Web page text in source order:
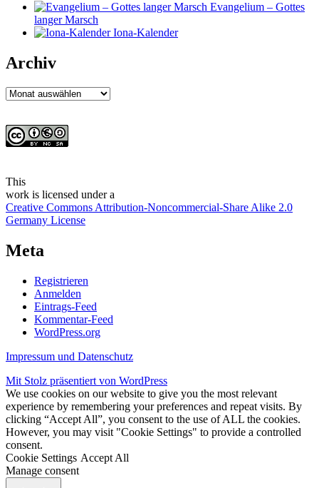
Evangelium – Gottes
langer Marsch
Iona-Kalender
Archiv
Archiv
This
work is licensed under a
Creative Commons Attribution-Noncommercial-Share Alike 2.0
Germany License
Meta
Registrieren
Anmelden
Eintrags-Feed
Kommentar-Feed
WordPress.org
Impressum und Datenschutz
Mit Stolz präsentiert von WordPress
We use cookies on our website to give you the most relevant
experience by remembering your preferences and repeat visits. By
clicking “Accept All”, you consent to the use of ALL the cookies.
However, you may visit "Cookie Settings" to provide a controlled
consent.
Cookie Settings Accept All
Manage consent